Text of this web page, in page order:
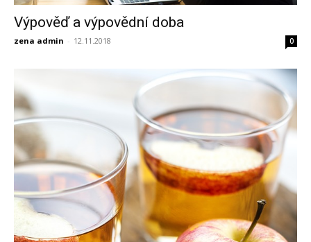
Výpověď a výpovědní doba
zena admin - 12.11.2018 0